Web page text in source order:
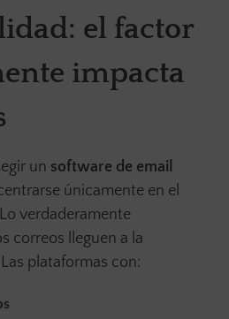
el factor
impacta
un software de email
únicamente en el
verdaderamente
correos lleguen a la
plataformas con: